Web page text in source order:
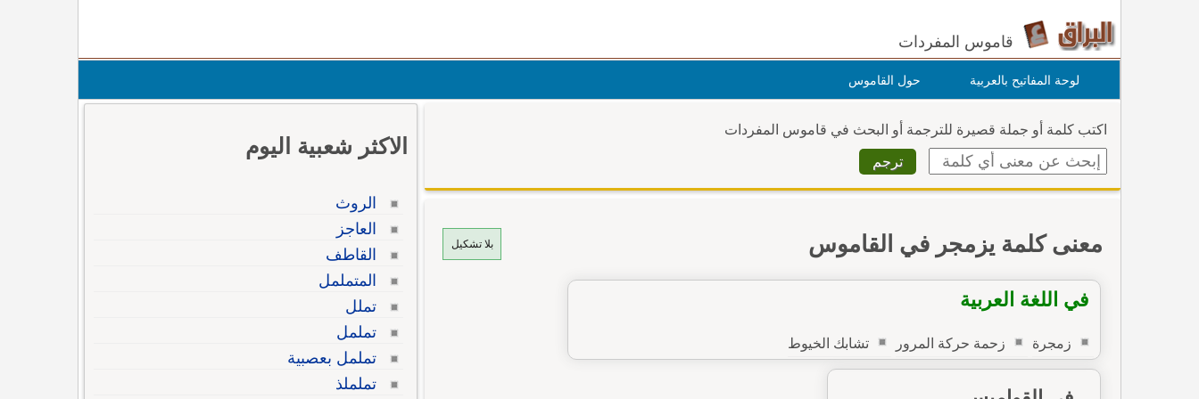
قاموس المفردات
لوحة المفاتيح بالعربية حول القاموس
اكتب كلمة أو جملة قصيرة للترجمة أو البحث في قاموس المفردات
بلا تشكيل معنى كلمة يزمجر في القاموس
في اللغة العربية
زمجرة زحمة حركة المرور تشابك الخيوط
الاكثر شعبية اليوم
الروث
العاجز
القاطف
المتململ
تملل
تململ
تململ بعصبية
تململذ